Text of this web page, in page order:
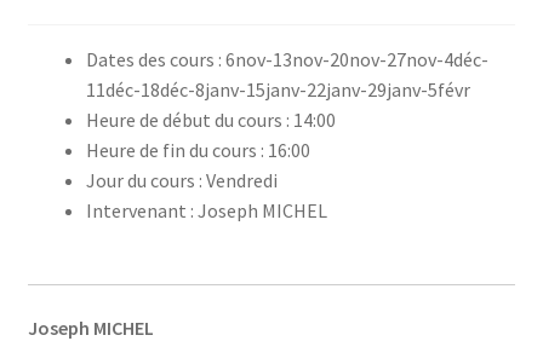
Dates des cours : 6nov-13nov-20nov-27nov-4déc-
11déc-18déc-8janv-15janv-22janv-29janv-5févr
Heure de début du cours : 14:00
Heure de fin du cours : 16:00
Jour du cours : Vendredi
Intervenant : Joseph MICHEL
Joseph MICHEL